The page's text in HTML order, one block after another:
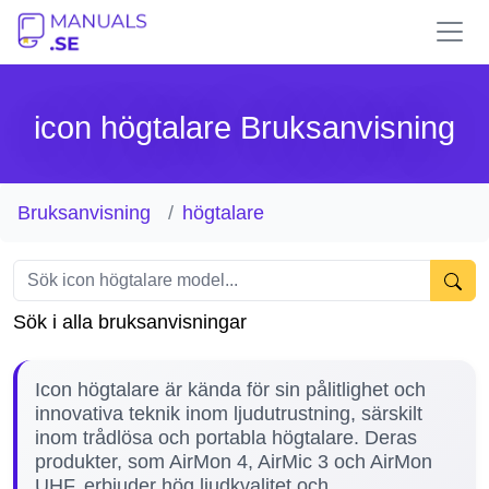
icon högtalare Bruksanvisning
Bruksanvisning högtalare
Sök i alla bruksanvisningar
Icon högtalare är kända för sin pålitlighet och
innovativa teknik inom ljudutrustning, särskilt
inom trådlösa och portabla högtalare. Deras
produkter, som AirMon 4, AirMic 3 och AirMon